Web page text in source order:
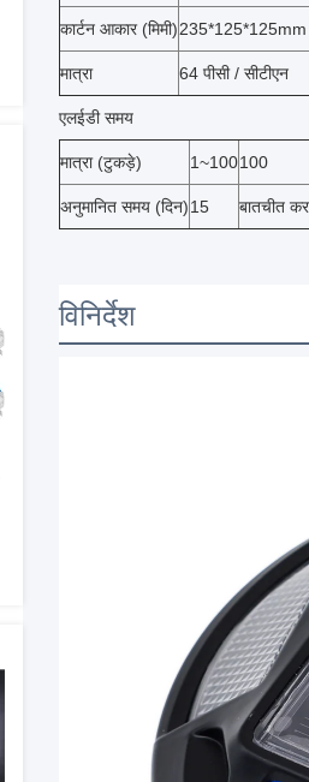
कार्टन आकार (मिमी)235*125*125mm
मात्रा 64 पीसी / सीटीएन
एलईडी समय
मात्रा (टुकड़े) 1~100100
अनुमानित समय (दिन)15 बातचीत
विनिर्देश